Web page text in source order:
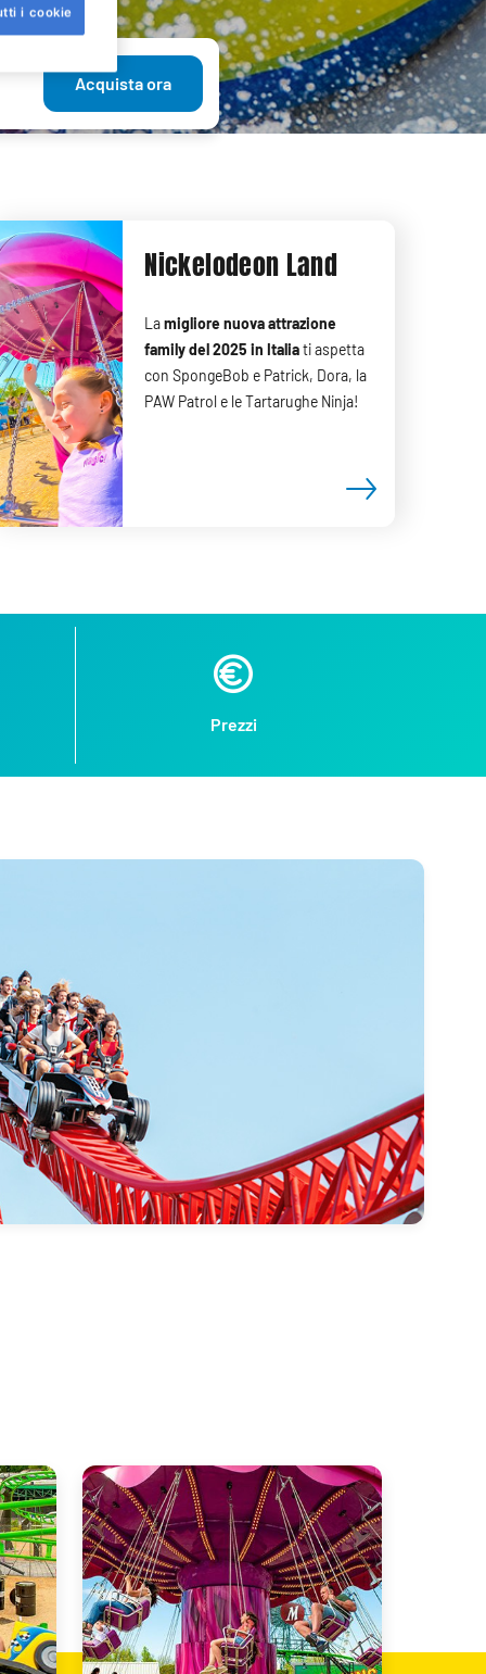
Acquista ora
Nickelodeon Land
Lamigliore nuova attrazione
family del 2025 in Italiati aspetta
con SpongeBob e Patrick, Dora, la
PAW Patrol e le Tartarughe Ninja!
Prezzi
i cookie